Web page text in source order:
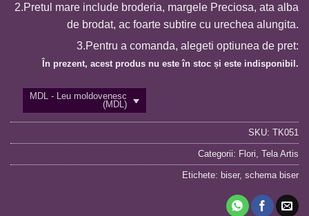
2.Pretul mare include broderia, margele Preciosa, ata alba
de brodat, ac foarte subtire cu urechea alungita.
3.Pentru a comanda, alegeti optiunea de pret:
În prezent, acest produs nu este în stoc și este indisponibil.
MDL - Leu moldovenesc
(MDL)
SKU: TK051
Categorii: Flori, Tela Artis
Etichete: biser, schema biser